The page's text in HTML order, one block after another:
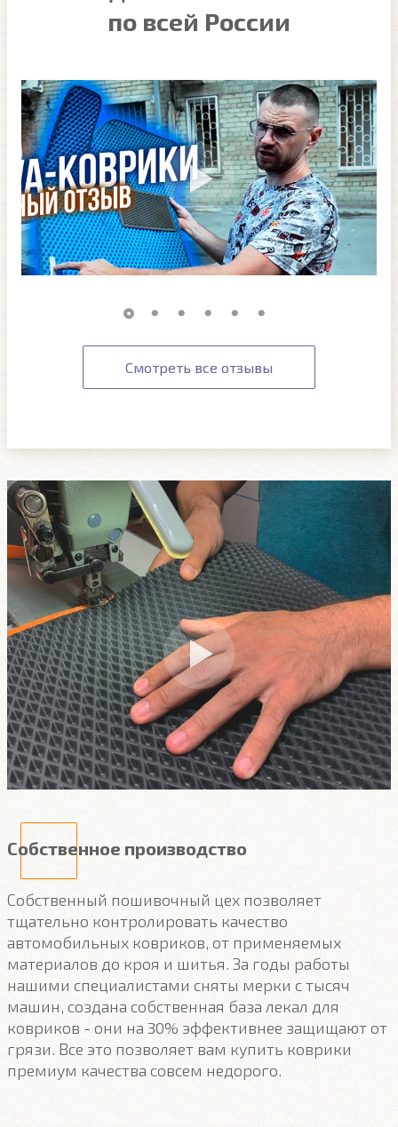
по всей России
Смотреть все отзывы
Собственное производство
Собственный пошивочный цех позволяет
тщательно контролировать качество
автомобильных ковриков, от применяемых
материалов до кроя и шитья. За годы работы
нашими специалистами сняты мерки с тысяч
машин, создана собственная база лекал для
ковриков - они на 30% эффективнее защищают от
грязи. Все это позволяет вам купить коврики
премиум качества совсем недорого.